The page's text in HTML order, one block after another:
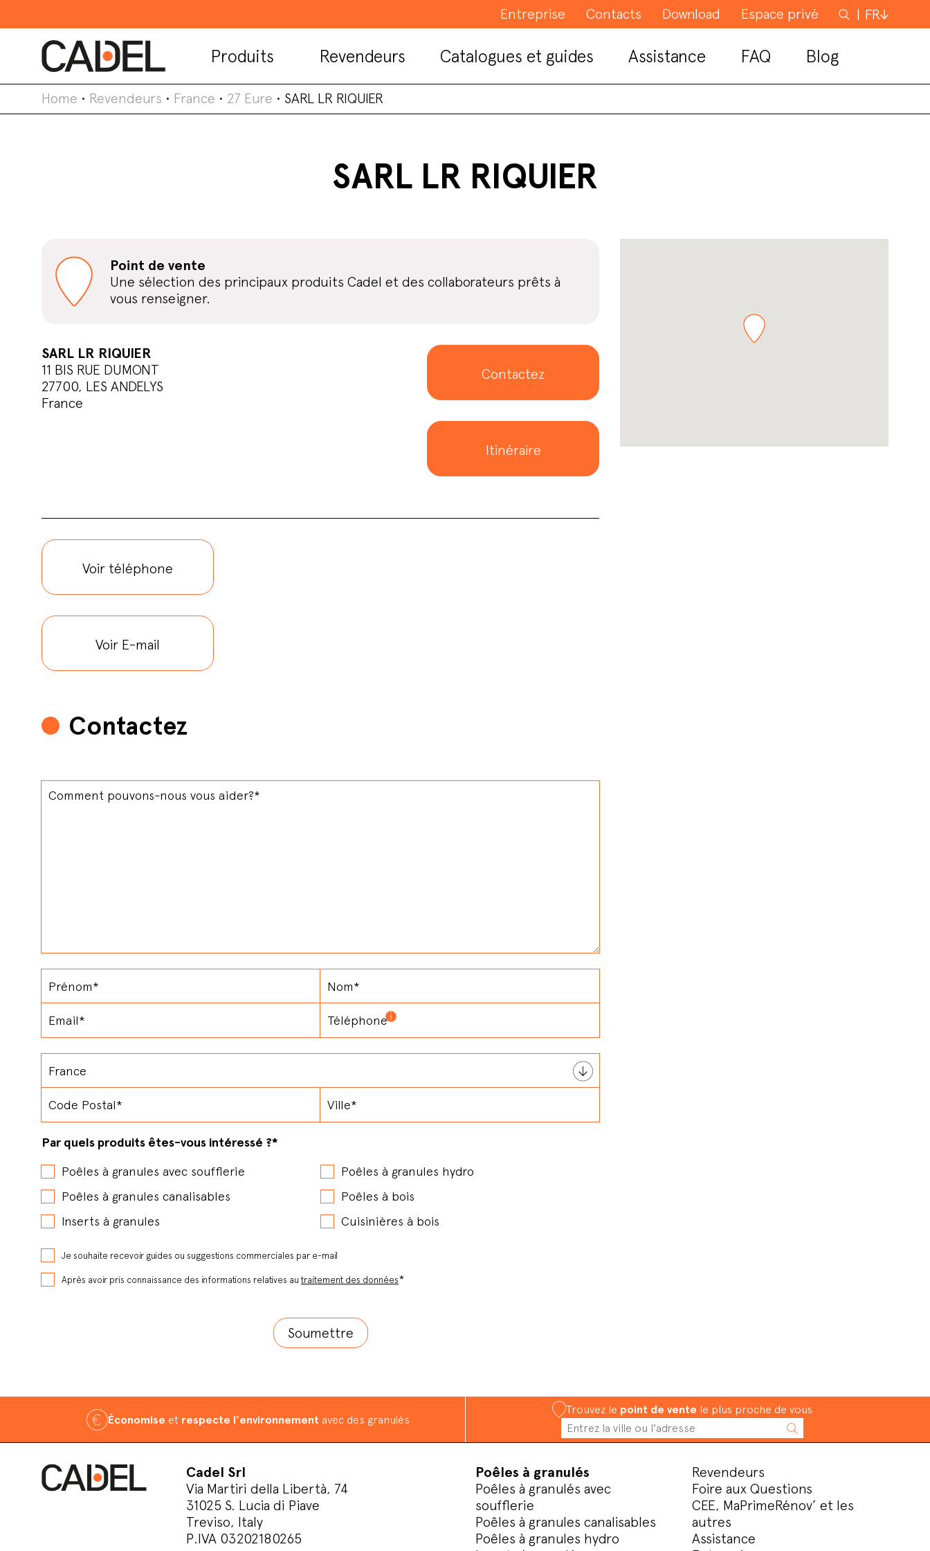
Entreprise Contacts Download Espace privé Rechercher
FR
Produits Revendeurs Catalogues et guides Assistance FAQ Blog
Home • Revendeurs • France • 27 Eure • SARL LR RIQUIER
SARL LR RIQUIER
Point de vente
Une sélection des principaux produits Cadel et des collaborateurs prêts à
vous renseigner.
SARL LR RIQUIER
11 BIS RUE DUMONT
27700, LES ANDELYS
France
Contactez
Itinéraire
Voir téléphone
Voir E-mail
Contactez
Par quels produits êtes-vous intéressé ?*
Poêles à granules avec soufflerie
Poêles à granules hydro
Poêles à granules canalisables
Poêles à bois
Inserts à granules
Cuisinières à bois
Je souhaite recevoir guides ou suggestions commerciales par e-mail
Après avoir pris connaissance des informations relatives au traitement des données*
Économise et respecte l'environnement avec des granulés
Trouvez le point de vente le plus proche de vous
Cadel Srl
Via Martiri della Libertà, 74
31025 S. Lucia di Piave
Treviso, Italy
P.IVA 03202180265
Poêles à granulés
Poêles à granulés avec
soufflerie
Poêles à granules canalisables
Poêles à granules hydro
Revendeurs
Foire aux Questions
CEE, MaPrimeRénov’ et les
autres
Assistance